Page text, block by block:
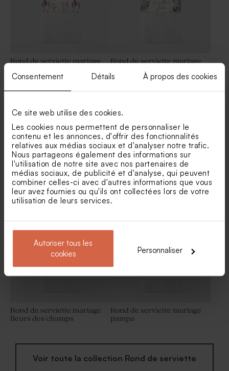
Consentement Détails À propos des cookies
Ce site web utilise des cookies.
Les cookies nous permettent de personnaliser le
contenu et les annonces, d'offrir des fonctionnalités
relatives aux médias sociaux et d'analyser notre trafic.
Nous partageons également des informations sur
l'utilisation de notre site avec nos partenaires de
médias sociaux, de publicité et d'analyse, qui peuvent
combiner celles-ci avec d'autres informations que vous
leur avez fournies ou qu'ils ont collectées lors de votre
utilisation de leurs services.
Autoriser tous les
cookies
Personnaliser
Rond de serviette mariage
Rond de serviette mariage
Rond de serviette mariage
décor automnal et initiales
Rond de serviette mariage
vintage symphonie florale
Rond de serviette mariage
fleurs des champs
Rond de serviette mariage
pampa
Voir toute la collection Rond de serviette